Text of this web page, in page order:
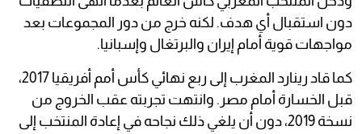
دون استقبال أي هدف. لكنه خرج من دور المجموعات بعد
مواجهات قوية أمام إيران والبرتغال وإسبانيا.
كما قاد رينارد المغرب إلى ربع نهائي كأس أمم أفريقيا 2017،
قبل الخسارة أمام مصر. وانتهت تجربته عقب الخروج من
نسخة 2019، دون أن يلغي ذلك نجاحه في إعادة المنتخب إلى